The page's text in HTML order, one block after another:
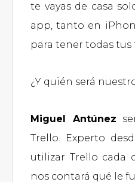
te vayas de casa
app, tanto en
para tener todas tus
¿Y quién será
Miguel Antúnez
Trello. Experto
utilizar Trello cada
nos contará qué le